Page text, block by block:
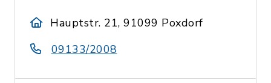
Hauptstr. 21, 91099 Poxdorf
09133/2008